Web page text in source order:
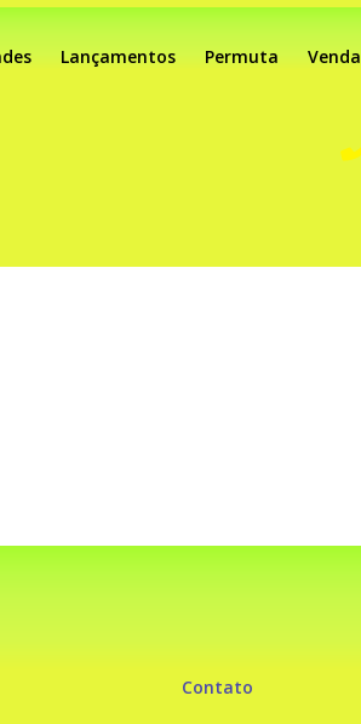
Lançamentos Permuta Venda
Contato